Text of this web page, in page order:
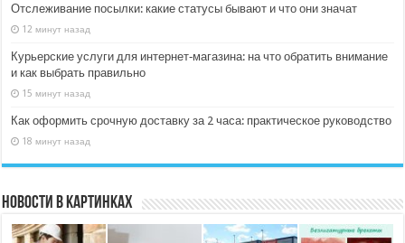
Отслеживание посылки: какие статусы бывают и что они значат
12 минут назад
Курьерские услуги для интернет‑магазина: на что обратить внимание
и как выбрать правильно
15 минут назад
Как оформить срочную доставку за 2 часа: практическое руководство
18 минут назад
Новости в картинках